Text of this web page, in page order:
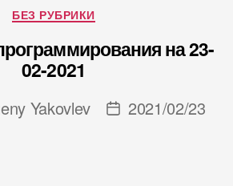
Рубрики
БЕЗ РУБРИКИ
на 23-
02-2021
Yakovlev
Дата
2021/02/23